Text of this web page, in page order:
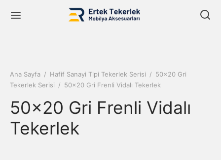
Ana Sayfa / Hafif Sanayi Tipi Tekerlek Serisi / 50x20 Gri
Tekerlek Serisi / 50×20 Gri Frenli Vidalı Tekerlek
50×20 Gri Frenli Vidalı
Tekerlek